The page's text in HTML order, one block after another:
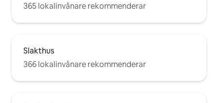
365 lokalinvånare rekommenderar
Slakthus
366 lokalinvånare rekommenderar